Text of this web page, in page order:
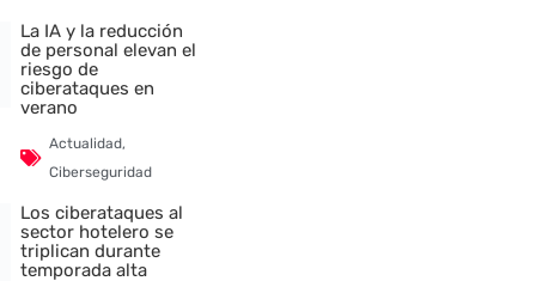
La IA y la reducción
de personal elevan el
riesgo de
ciberataques en
verano
Actualidad,
Ciberseguridad
Los ciberataques al
sector hotelero se
triplican durante
temporada alta